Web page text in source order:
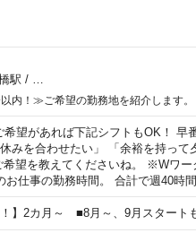
駅 /
内！≫ご希望の勤務地を紹介します。
望があれば下記シフトもOK！ 早
みを合わせたい」 「余裕を持って
望を教えてくださいね。 ※Wワ
仕事の勤務時間。 合計で週40時
】2カ月～ ■8月～、9月スタート